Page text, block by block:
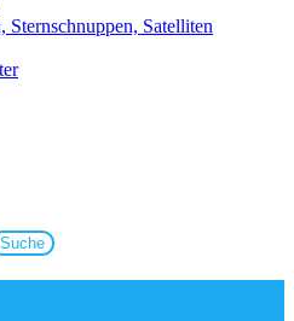
Sternschnuppen, Satelliten